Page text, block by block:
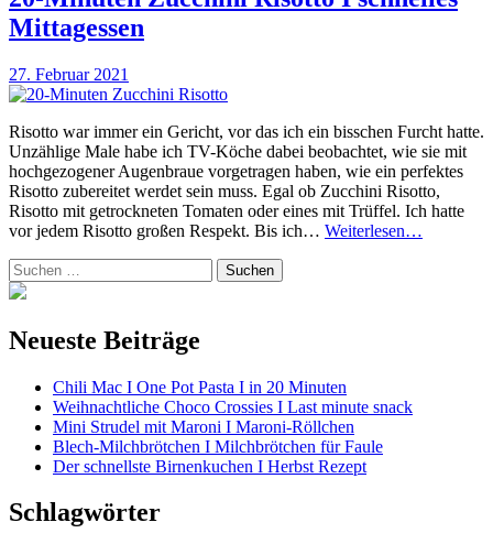
Mittagessen
27. Februar 2021
Risotto war immer ein Gericht, vor das ich ein bisschen Furcht hatte.
Unzählige Male habe ich TV-Köche dabei beobachtet, wie sie mit
hochgezogener Augenbraue vorgetragen haben, wie ein perfektes
Risotto zubereitet werdet sein muss. Egal ob Zucchini Risotto,
Risotto mit getrockneten Tomaten oder eines mit Trüffel. Ich hatte
vor jedem Risotto großen Respekt. Bis ich… Weiterlesen…
Suchen
nach:
Neueste Beiträge
Chili Mac I One Pot Pasta I in 20 Minuten
Weihnachtliche Choco Crossies I Last minute snack
Mini Strudel mit Maroni I Maroni-Röllchen
Blech-Milchbrötchen I Milchbrötchen für Faule
Der schnellste Birnenkuchen I Herbst Rezept
Schlagwörter